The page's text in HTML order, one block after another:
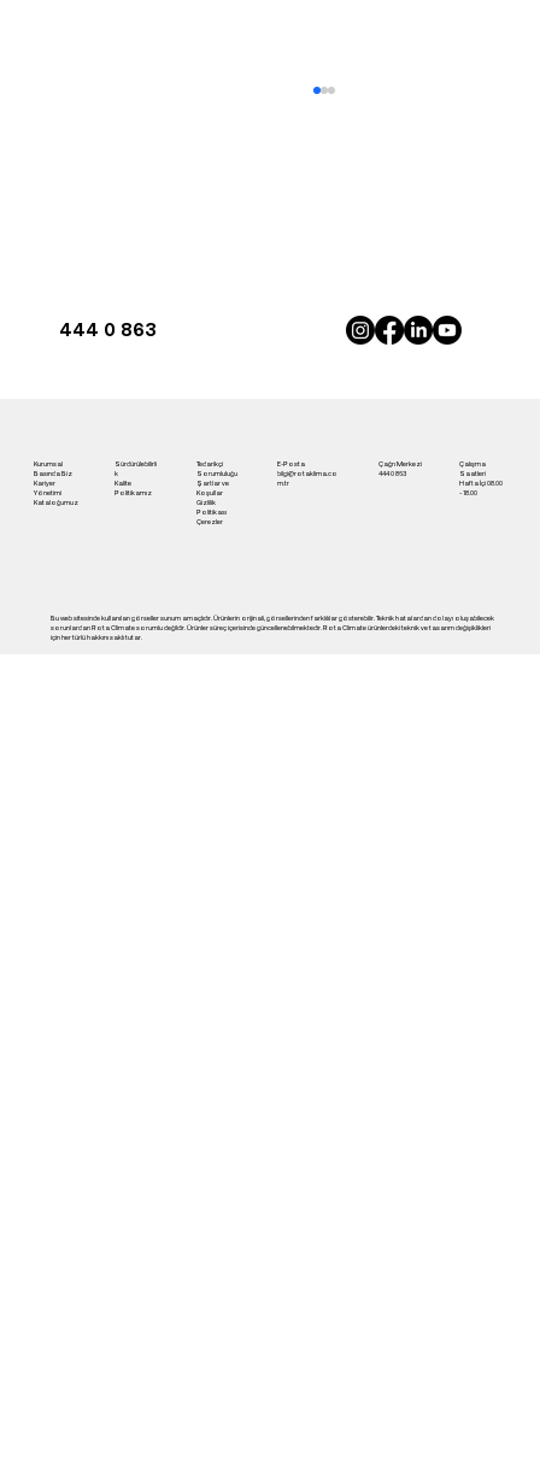
444 0 863
Kurumsal
Basında Biz
Kariyer
Yönetimi
Kataloğumuz
Sürdürülebilirli
k
Kalite
Politikamız
Tedarikçi
Sorumluluğu
Şartlar ve
Koşullar
Gizlilik
Politikası
Çerezler
E-Posta
bilgi@rotaklima.co
m.tr
Çağrı Merkezi
444 0 863
Çalışma
Saatleri
Hafta İçi 08.00
- 18.00
Bu web sitesinde kullanılan görseller sunum amaçlıdır. Ürünlerin orijinali, görsellerinden farklılılar gösterebilir. Teknik hatalardan dolayı oluşabilecek
sorunlardan Rota Climate sorumlu değildir. Ürünler süreç içerisinde güncellenebilmektedir. Rota Climate ürünlerdeki teknik ve tasarım değişiklikleri
için her türlü hakkını saklı tutar.